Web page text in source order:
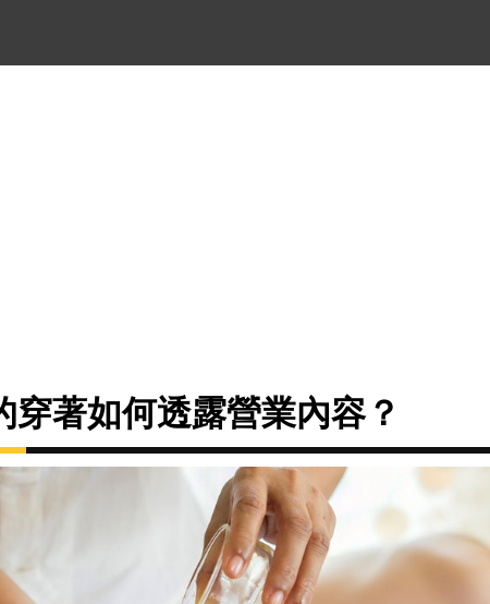
穿著如何透露營業內容？